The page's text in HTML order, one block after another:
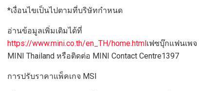
*เงื่อนไขเป็นไปตามที่บริษัทกำหนด
อ่านข้อมูลเพิ่มเติมได้ที่
https://www.mini.co.th/en_TH/home.htmlเฟซบุ๊กแฟนเพจ
MINI Thailand หรือติดต่อ MINI Contact Centre1397
การปรับราคาแพ็คเกจ MSI